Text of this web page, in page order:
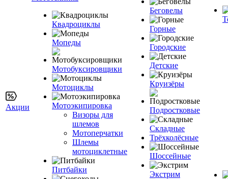
Акции
Квадроциклы
Мопеды
Мотобуксировщики
Мотоциклы
Мотоэкипировка
Визоры для
шлемов
Мотоперчатки
Шлемы
мотоциклетные
Питбайки
Беговелы
Горные
Городские
Детские
Круизёры
Подростковые
Складные
Трёхколёсные
Шоссейные
Экстрим